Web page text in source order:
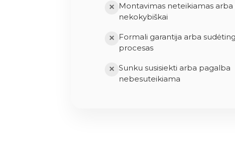
✕ Montavimas neteikiamas
nekokybiškai
✕ Formali garantija arba
procesas
✕ Sunku susisiekti arba pagalba
nebesuteikiama